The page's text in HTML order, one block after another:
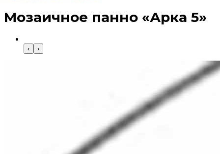
Мозаичное панно «Арка 5»
‹ ›